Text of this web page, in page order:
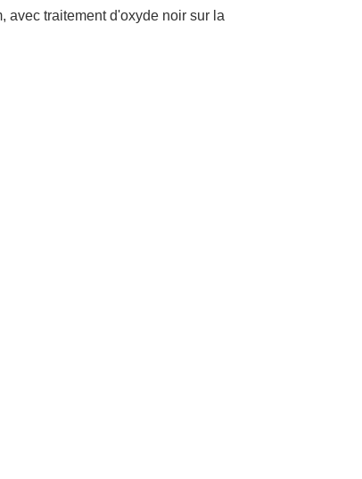
avec traitement d'oxyde noir sur la